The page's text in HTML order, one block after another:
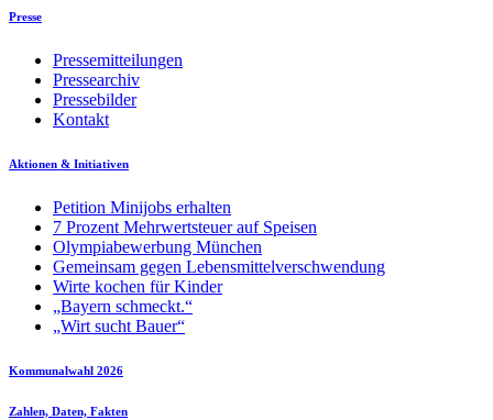
Presse
Pressemitteilungen
Pressearchiv
Pressebilder
Kontakt
Aktionen & Initiativen
Petition Minijobs erhalten
7 Prozent Mehrwertsteuer auf Speisen
Olympiabewerbung München
Gemeinsam gegen Lebensmittelverschwendung
Wirte kochen für Kinder
„Bayern schmeckt.“
„Wirt sucht Bauer“
Kommunalwahl 2026
Zahlen, Daten, Fakten